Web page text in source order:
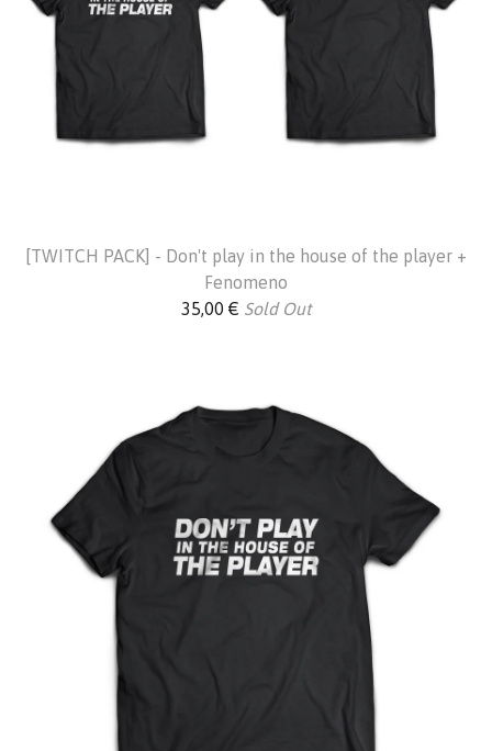
[TWITCH PACK] - Don't play in the house of the player +
Fenomeno
35,00 € Sold Out